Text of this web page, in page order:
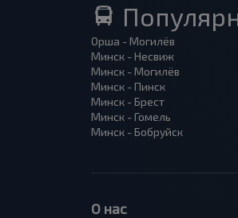
Орша - Могилёв
Минск - Несвиж
Минск - Могилёв
Минск - Пинск
Минск - Брест
Минск - Гомель
Минск - Бобруйск
О нас